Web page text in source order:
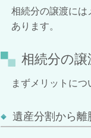
相続分の譲渡には
あります。
相続分の譲
まずメリットにつ
遺産分割から離